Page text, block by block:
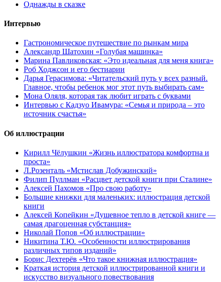
Однажды в сказке
Интервью
Гастрономическое путешествие по рынкам мира
Александр Шатохин «Голубая машинка»
Марина Павликовская: «Это идеальная для меня книга»
Роб Ходжсон и его бестиарии
Дарья Герасимова: «Читательский путь у всех разный.
Главное, чтобы ребенок мог этот путь выбирать сам»
Мона Оляля, которая так любит играть с буквами
Интервью с Кадзуо Ивамура: «Семья и природа – это
источник счастья»
Об иллюстрации
Кирилл Чёлушкин «Жизнь иллюстратора комфортна и
проста»
Л.Розенталь «Мстислав Добужинский»
Филип Пуллман «Расцвет детской книги при Сталине»
Алексей Пахомов «Про свою работу»
Большие книжки для маленьких: иллюстрация детской
книги
Алексей Копейкин «Душевное тепло в детской книге —
самая драгоценная субстанция»
Николай Попов «Об иллюстрации»
Никитина Т.Ю. «Особенности иллюстрирования
различных типов изданий»
Борис Дехтерёв «Что такое книжная иллюстрация»
Краткая история детской иллюстрированной книги и
искусство визуального повествования